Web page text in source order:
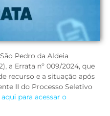
Pedro da Aldeia
a Errata nº 009/2024, que
recurso e a situação após
II do Processo Seletivo
para acessar o